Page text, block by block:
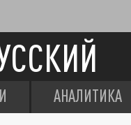
АНАЛИТИКА